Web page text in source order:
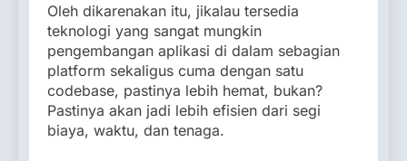
Oleh dikarenakan itu, jikalau tersedia
teknologi yang sangat mungkin
pengembangan aplikasi di dalam sebagian
platform sekaligus cuma dengan satu
codebase, pastinya lebih hemat, bukan?
Pastinya akan jadi lebih efisien dari segi
biaya, waktu, dan tenaga.